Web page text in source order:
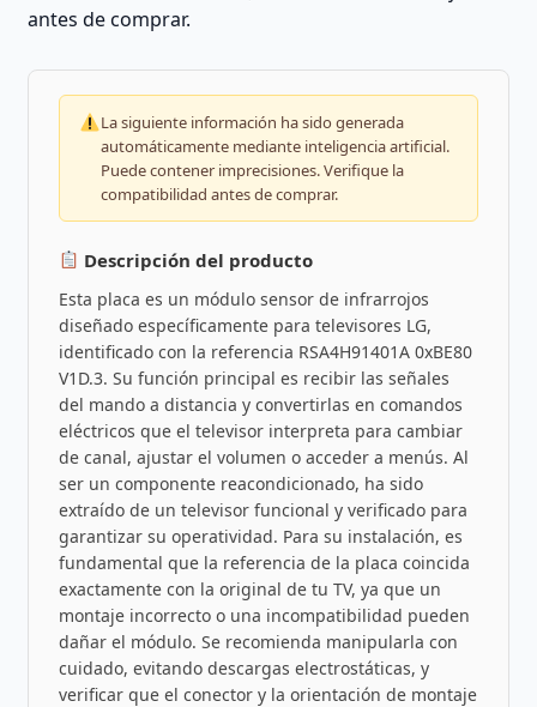
antes de comprar.
La siguiente información ha sido generada
automáticamente mediante inteligencia artificial.
Puede contener imprecisiones. Verifique la
compatibilidad antes de comprar.
Descripción del producto
Esta placa es un módulo sensor de infrarrojos
diseñado específicamente para televisores LG,
identificado con la referencia RSA4H91401A 0xBE80
V1D.3. Su función principal es recibir las señales
del mando a distancia y convertirlas en comandos
eléctricos que el televisor interpreta para cambiar
de canal, ajustar el volumen o acceder a menús. Al
ser un componente reacondicionado, ha sido
extraído de un televisor funcional y verificado para
garantizar su operatividad. Para su instalación, es
fundamental que la referencia de la placa coincida
exactamente con la original de tu TV, ya que un
montaje incorrecto o una incompatibilidad pueden
dañar el módulo. Se recomienda manipularla con
cuidado, evitando descargas electrostáticas, y
verificar que el conector y la orientación de montaje